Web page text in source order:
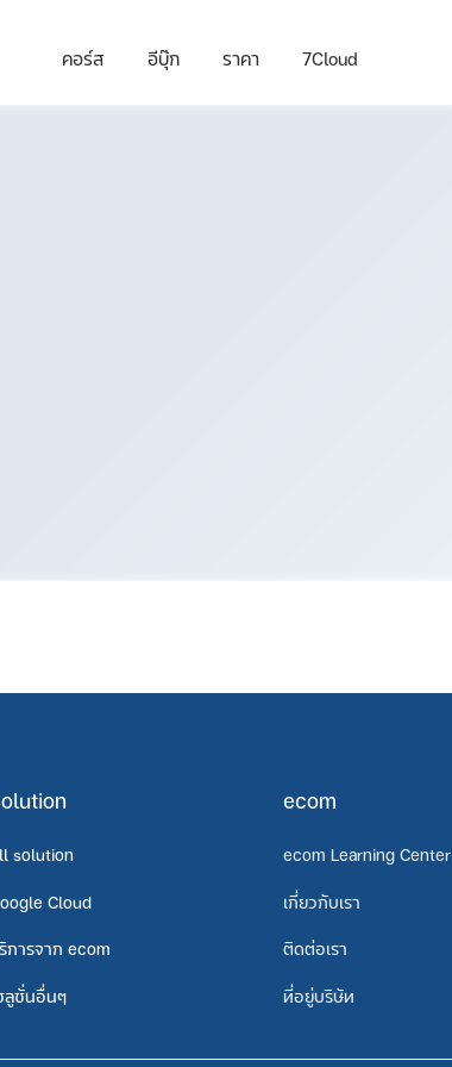
คอร์ส อีบุ๊ก ราคา 7Cloud
solution
Cloud
การจาก ecom
ลูชั่นอื่นๆ
ecom
ecom Learning Center
เกี่ยวกับเรา
ติดต่อเรา
ที่อยู่บริษัท